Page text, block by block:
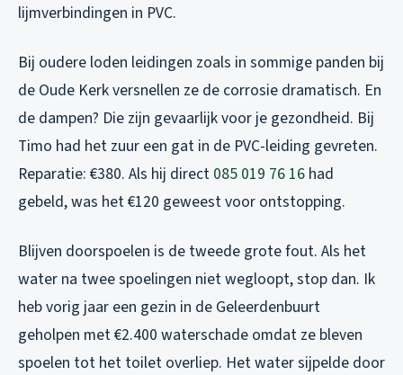
lijmverbindingen in PVC.
Bij oudere loden leidingen zoals in sommige panden bij
de Oude Kerk versnellen ze de corrosie dramatisch. En
de dampen? Die zijn gevaarlijk voor je gezondheid. Bij
Timo had het zuur een gat in de PVC-leiding gevreten.
Reparatie: €380. Als hij direct 085 019 76 16 had
gebeld, was het €120 geweest voor ontstopping.
Blijven doorspoelen is de tweede grote fout. Als het
water na twee spoelingen niet wegloopt, stop dan. Ik
heb vorig jaar een gezin in de Geleerdenbuurt
geholpen met €2.400 waterschade omdat ze bleven
spoelen tot het toilet overliep. Het water sijpelde door